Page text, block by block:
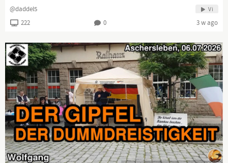
@daddel5 Vi
222 0 3 w ago